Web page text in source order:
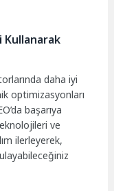
Kullanarak
daha iyi
optimizasyonları
başarıya
ve
ilerleyerek,